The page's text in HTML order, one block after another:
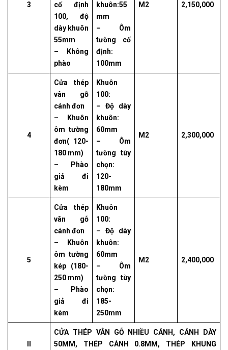
3
cố định
100, độ
dày khuôn
55mm
– Không
phào
khuôn:55
mm
– Ôm
tường cố
định:
100mm
M2 2,150,000
4
Cửa thép
vân gỗ
cánh đơn
– Khuôn
ôm tường
đơn( 120-
180 mm)
– Phào
giả đi
kèm
Khuôn
100:
– Độ dày
khuôn:
60mm
– Ôm
tường tùy
chọn:
120-
180mm
M2 2,300,000
5
Cửa thép
vân gỗ
cánh đơn
– Khuôn
ôm tường
kép (180-
250 mm)
– Phào
giả đi
kèm
Khuôn
100:
– Độ dày
khuôn:
60mm
– Ôm
tường tùy
chọn:
185-
250mm
M2 2,400,000
CỬA THÉP VÂN GỖ NHIỀU CÁNH, CÁNH DÀY
50MM, THÉP CÁNH 0.8MM, THÉP KHUNG